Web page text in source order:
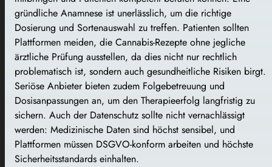
gründliche Anamnese ist unerlässlich, um die richtige
Dosierung und Sortenauswahl zu treffen. Patienten sollten
Plattformen meiden, die Cannabis-Rezepte ohne jegliche
ärztliche Prüfung ausstellen, da dies nicht nur rechtlich
problematisch ist, sondern auch gesundheitliche Risiken birgt.
Seriöse Anbieter bieten zudem Folgebetreuung und
Dosisanpassungen an, um den Therapieerfolg langfristig zu
sichern. Auch der Datenschutz sollte nicht vernachlässigt
werden: Medizinische Daten sind höchst sensibel, und
Plattformen müssen DSGVO-konform arbeiten und höchste
Sicherheitsstandards einhalten.